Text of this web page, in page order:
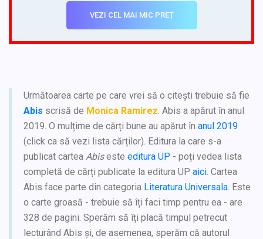
VEZI CEL MAI MIC PREȚ
Următoarea carte pe care vrei să o citești trebuie să fie
Abis scrisă de Monica Ramirez . Abis a apărut în anul
2019. O mulțime de cărți bune au apărut în anul 2019
(click ca să vezi lista cărților). Editura la care s-a
publicat cartea Abiseste editura UP - poți vedea lista
completă de cărți publicate la editura UP aici . Cartea
Abis face parte din categoria Literatura Universala . Este
o carte groasă - trebuie să îți faci timp pentru ea - are
328 de pagini. Sperăm să îți placă timpul petrecut
lecturând Abis și, de asemenea, sperăm că autorul